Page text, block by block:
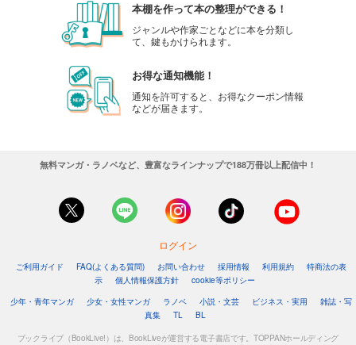
本棚を作って本の整理ができる！
ジャンルや作家ごとなどに本を分類し
て、鍵もかけられます。
お得な通知機能！
通知を許可すると、お得なクーポン情報
などが届きます。
無料マンガ・ラノベなど、豊富なラインナップで188万冊以上配信中！
ログイン
ご利用ガイド FAQ(よくある質問) お問い合わせ 採用情報 利用規約
特商法の表
示
個人情報保護方針
cookie等ポリシー
少年・青年マンガ
少女・女性マンガ ラノベ 小説・文芸 ビジネス・実用
雑誌・写
真集
TL BL
ブックライブ（BookLive!）は、BookLiveが運営する電子書店です。TOPPANホールディング